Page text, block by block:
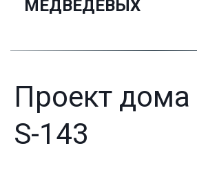
­МЕДВЕДЕВЫХ
Проект дома
S-143